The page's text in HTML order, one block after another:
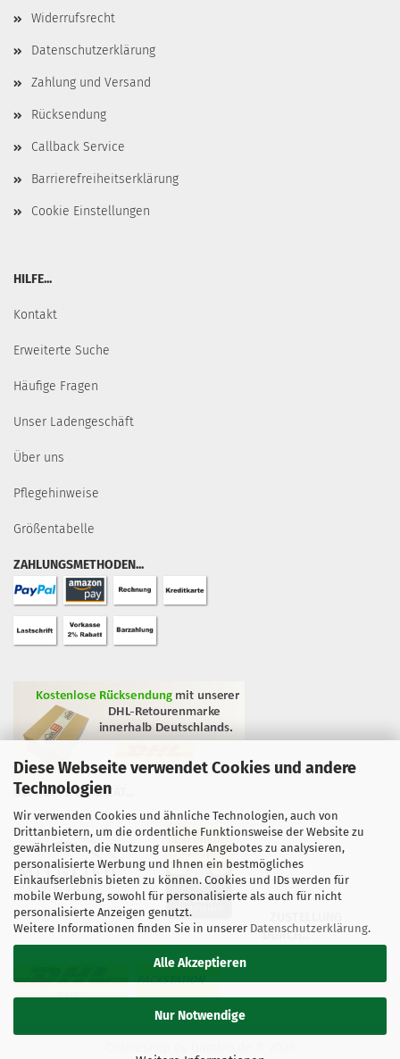
Diese Webseite verwendet Cookies und andere
Technologien
Wir verwenden Cookies und ähnliche Technologien, auch von
Drittanbietern, um die ordentliche Funktionsweise der Website zu
gewährleisten, die Nutzung unseres Angebotes zu analysieren,
personalisierte Werbung und Ihnen ein bestmögliches
Einkaufserlebnis bieten zu können. Cookies und IDs werden für
mobile Werbung, sowohl für personalisierte als auch für nicht
personalisierte Anzeigen genutzt.
Weitere Informationen finden Sie in unserer Datenschutzerklärung.
Alle Akzeptieren
Nur Notwendige
Widerrufsrecht
Datenschutzerklärung
Zahlung und Versand
Rücksendung
Callback Service
Barrierefreiheitserklärung
Cookie Einstellungen
HILFE...
Kontakt
Erweiterte Suche
Häufige Fragen
Unser Ladengeschäft
Über uns
Pflegehinweise
Größentabelle
ZAHLUNGSMETHODEN...
GEPRÜFTE QUALITÄT...
DURCH...